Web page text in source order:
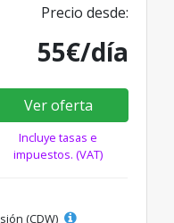
Precio desde:
55€/día
Ver oferta
Incluye tasas e
impuestos. (VAT)
(CDW)